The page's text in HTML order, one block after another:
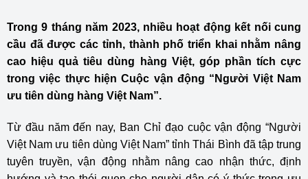
Trong 9 tháng năm 2023, nhiều hoạt động kết nối cung
cầu đã được các tỉnh, thành phố triển khai nhằm nâng
cao hiệu quả tiêu dùng hàng Việt, góp phần tích cực
trong việc thực hiện Cuộc vận động “Người Việt Nam
ưu tiên dùng hàng Việt Nam”.
Từ đầu năm đến nay, Ban Chỉ đạo cuộc vận động “Người
Việt Nam ưu tiên dùng Việt Nam” tỉnh Thái Bình đã tập trung
tuyên truyền, vận động nhằm nâng cao nhận thức, định